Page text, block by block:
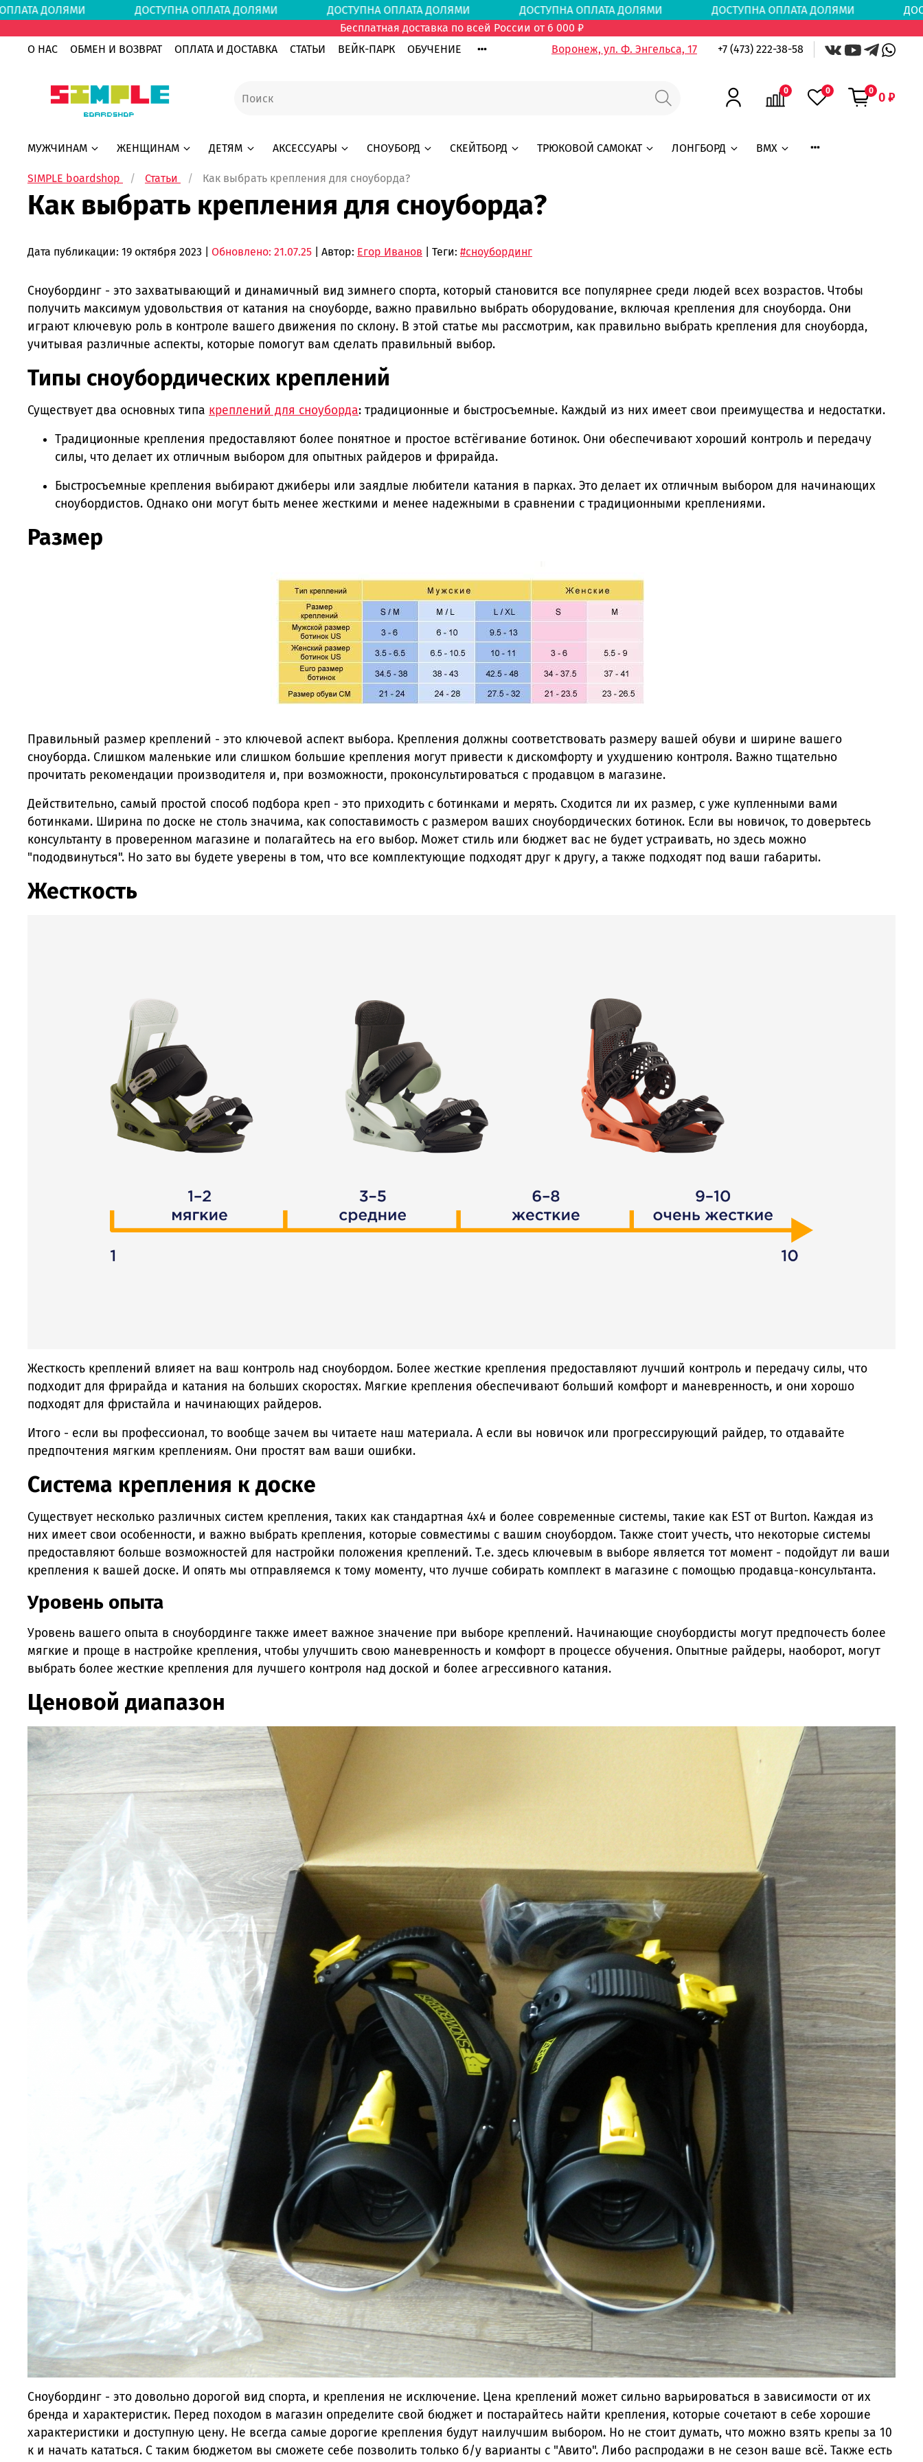
ДОЛЯМИ ДОСТУПНА ОПЛАТА ДОЛЯМИ ДОСТУПНА ОПЛАТА ДОЛЯМИ ДОСТУПНА ОПЛАТА ДОЛЯМИ ДОСТУПНА ОПЛАТА ДОЛЯМИ
Бесплатная доставка по всей России от 6 000 ₽
О НАС
ОБМЕН И ВОЗВРАТ ОПЛАТА И ДОСТАВКА СТАТЬИ ВЕЙК-ПАРК ОБУЧЕНИЕ Воронеж, ул. Ф. Энгельса, 17 +7 (473) 222-38-58
0 0 0 0 ₽
МУЖЧИНАМ ЖЕНЩИНАМ ДЕТЯМ АКСЕССУАРЫ СНОУБОРД СКЕЙТБОРД ТРЮКОВОЙ САМОКАТ ЛОНГБОРД BMX
SIMPLE boardshop Статьи Как выбрать крепления для сноуборда?
Как выбрать крепления для сноуборда?
Дата публикации: 19 октября 2023 Обновлено: 21.07.25 | Автор: Егор Иванов | Теги: #сноубординг
Сноубординг - это захватывающий и динамичный вид зимнего спорта, который становится все популярнее среди людей всех возрастов. Чтобы
получить максимум удовольствия от катания на сноуборде, важно правильно выбрать оборудование, включая крепления для сноуборда. Они
играют ключевую роль в контроле вашего движения по склону. В этой статье мы рассмотрим, как правильно выбрать крепления для сноуборда,
учитывая различные аспекты, которые помогут вам сделать правильный выбор.
Типы сноубордических креплений
Существует два основных типа креплений для сноуборда: традиционные и быстросъемные. Каждый из них имеет свои преимущества и недостатки.
Традиционные крепления предоставляют более понятное и простое встёгивание ботинок. Они обеспечивают хороший контроль и передачу
силы, что делает их отличным выбором для опытных райдеров и фрирайда.
Быстросъемные крепления выбирают джиберы или заядлые любители катания в парках. Это делает их отличным выбором для начинающих
сноубордистов. Однако они могут быть менее жесткими и менее надежными в сравнении с традиционными креплениями.
Размер
Правильный размер креплений - это ключевой аспект выбора. Крепления должны соответствовать размеру вашей обуви и ширине вашего
сноуборда. Слишком маленькие или слишком большие крепления могут привести к дискомфорту и ухудшению контроля. Важно тщательно
прочитать рекомендации производителя и, при возможности, проконсультироваться с продавцом в магазине.
Действительно, самый простой способ подбора креп - это приходить с ботинками и мерять. Сходится ли их размер, с уже купленными вами
ботинками. Ширина по доске не столь значима, как сопоставимость с размером ваших сноубордических ботинок. Если вы новичок, то доверьтесь
консультанту в проверенном магазине и полагайтесь на его выбор. Может стиль или бюджет вас не будет устраивать, но здесь можно
"пододвинуться". Но зато вы будете уверены в том, что все комплектующие подходят друг к другу, а также подходят под ваши габариты.
Жесткость
Жесткость креплений влияет на ваш контроль над сноубордом. Более жесткие крепления предоставляют лучший контроль и передачу силы, что
подходит для фрирайда и катания на больших скоростях. Мягкие крепления обеспечивают больший комфорт и маневренность, и они хорошо
подходят для фристайла и начинающих райдеров.
Итого - если вы профессионал, то вообще зачем вы читаете наш материала. А если вы новичок или прогрессирующий райдер, то отдавайте
предпочтения мягким креплениям. Они простят вам ваши ошибки.
Система крепления к доске
Существует несколько различных систем крепления, таких как стандартная 4x4 и более современные системы, такие как EST от Burton. Каждая из
них имеет свои особенности, и важно выбрать крепления, которые совместимы с вашим сноубордом. Также стоит учесть, что некоторые системы
предоставляют больше возможностей для настройки положения креплений. Т.е. здесь ключевым в выборе является тот момент - подойдут ли ваши
крепления к вашей доске. И опять мы отправляемся к тому моменту, что лучше собирать комплект в магазине с помощью продавца-консультанта.
Уровень опыта
Уровень вашего опыта в сноубординге также имеет важное значение при выборе креплений. Начинающие сноубордисты могут предпочесть более
мягкие и проще в настройке крепления, чтобы улучшить свою маневренность и комфорт в процессе обучения. Опытные райдеры, наоборот, могут
выбрать более жесткие крепления для лучшего контроля над доской и более агрессивного катания.
Ценовой диапазон
Сноубординг - это довольно дорогой вид спорта, и крепления не исключение. Цена креплений может сильно варьироваться в зависимости от их
бренда и характеристик. Перед походом в магазин определите свой бюджет и постарайтесь найти крепления, которые сочетают в себе хорошие
характеристики и доступную цену. Не всегда самые дорогие крепления будут наилучшим выбором. Но не стоит думать, что можно взять крепы за 10
к и начать кататься. С таким бюджетом вы сможете себе позволить только б/у варианты с "Авито". Либо распродажи в не сезон ваше всё. Также есть